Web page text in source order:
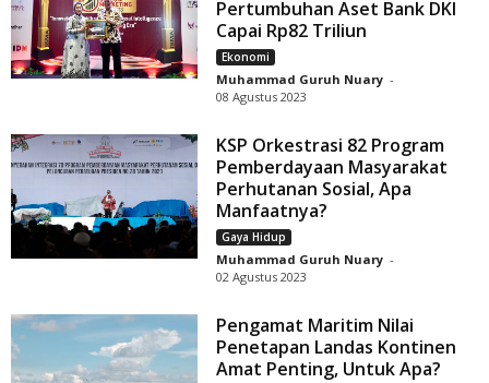
Pertumbuhan Aset Bank DKI
Capai Rp82 Triliun
Ekonomi
Muhammad Guruh Nuary -
08 Agustus 2023
KSP Orkestrasi 82 Program
Pemberdayaan Masyarakat
Perhutanan Sosial, Apa
Manfaatnya?
Gaya Hidup
Muhammad Guruh Nuary -
02 Agustus 2023
Pengamat Maritim Nilai
Penetapan Landas Kontinen
Amat Penting, Untuk Apa?